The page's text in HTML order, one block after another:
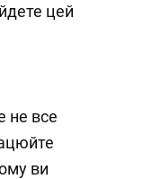
цей
не все
ви